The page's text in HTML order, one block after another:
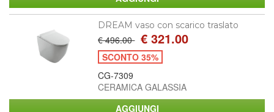
DREAM vaso con scarico traslato
€ 496.00 € 321.00
SCONTO 35%
CG-7309
CERAMICA GALASSIA